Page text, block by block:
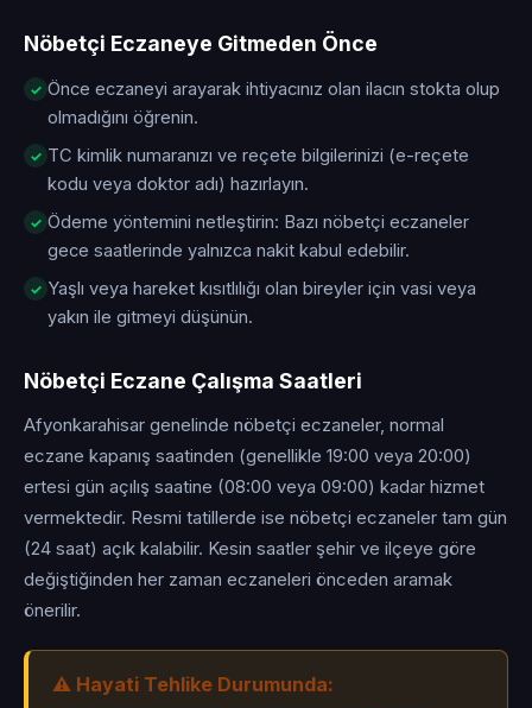
Nöbetçi Eczaneye Gitmeden Önce
Önce eczaneyi arayarak ihtiyacınız olan ilacın stokta olup
olmadığını öğrenin.
TC kimlik numaranızı ve reçete bilgilerinizi (e-reçete
kodu veya doktor adı) hazırlayın.
Ödeme yöntemini netleştirin: Bazı nöbetçi eczaneler
gece saatlerinde yalnızca nakit kabul edebilir.
Yaşlı veya hareket kısıtlılığı olan bireyler için vasi veya
yakın ile gitmeyi düşünün.
Nöbetçi Eczane Çalışma Saatleri
Afyonkarahisar genelinde nöbetçi eczaneler, normal
eczane kapanış saatinden (genellikle 19:00 veya 20:00)
ertesi gün açılış saatine (08:00 veya 09:00) kadar hizmet
vermektedir. Resmi tatillerde ise nöbetçi eczaneler tam gün
(24 saat) açık kalabilir. Kesin saatler şehir ve ilçeye göre
değiştiğinden her zaman eczaneleri önceden aramak
önerilir.
⚠️ Hayati Tehlike Durumunda: